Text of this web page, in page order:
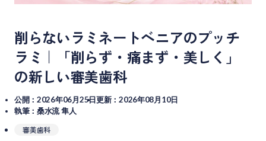
削らないラミネートベニアのプッチ
ラミ｜「削らず・痛まず・美しく」
の新しい審美歯科
公開：2026年06月25日更新：2026年08月10日
執筆：桑水流 隼人
審美歯科